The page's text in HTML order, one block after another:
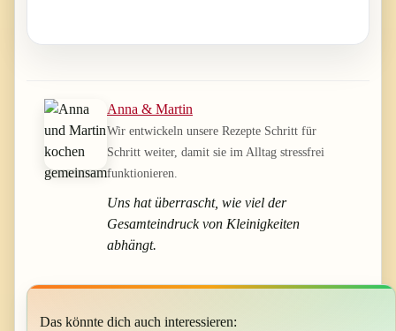
Anna & Martin
Wir entwickeln unsere Rezepte Schritt für
Schritt weiter, damit sie im Alltag stressfrei
funktionieren.
Uns hat überrascht, wie viel der
Gesamteindruck von Kleinigkeiten
abhängt.
Das könnte dich auch interessieren: